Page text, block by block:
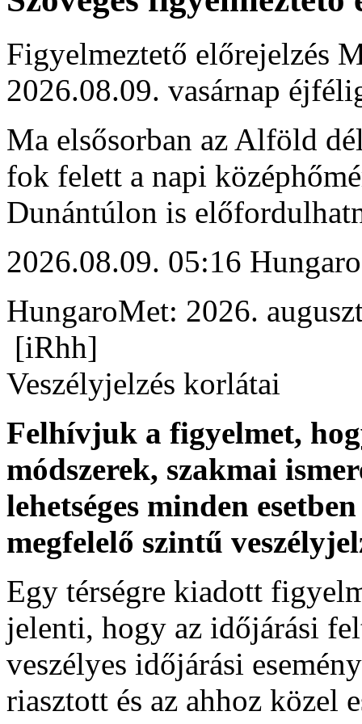
Figyelmeztető előrejelzés
2026.08.09. vasárnap
Ma elsősorban az Alföld
fok felett a napi
Dunántúlon is
2026.08.09. 05:16
HungaroMet: 2026.
[iRhh]
Veszélyjelzés korlátai
Felhívjuk a figyelmet,
módszerek, szakmai
lehetséges minden
megfelelő szintű
Egy térségre kiadott
jelenti, hogy az időjárási
veszélyes időjárási
riasztott és az ahhoz közel